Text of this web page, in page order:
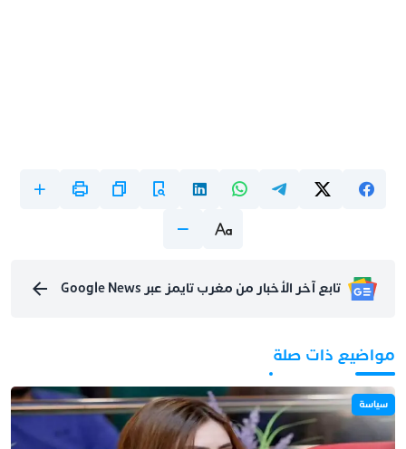
تابع آخر الأخبار من مغرب تايمز عبر Google News
مواضيع ذات صلة
سياسة